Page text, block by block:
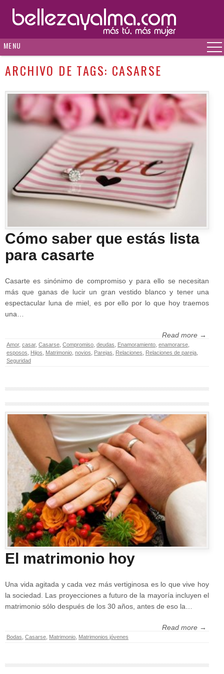
MENU
ARCHIVO DE TAGS: CASARSE
Cómo saber que estás lista
para casarte
Casarte es sinónimo de compromiso y para ello se necesitan
más que ganas de lucir un gran vestido blanco y tener una
espectacular luna de miel, es por ello por lo que hoy traemos
una…
Read more →
Amor, casar, Casarse Compromiso deudas Enamoramiento enamorarse
esposos
Hijos Matrimonio novios Parejas Relaciones Relaciones de pareja
Seguridad
El matrimonio hoy
Una vida agitada y cada vez más vertiginosa es lo que vive hoy
la sociedad. Las proyecciones a futuro de la mayoría incluyen el
matrimonio sólo después de los 30 años, antes de eso la…
Read more →
Bodas Casarse Matrimonio Matrimonios jóvenes